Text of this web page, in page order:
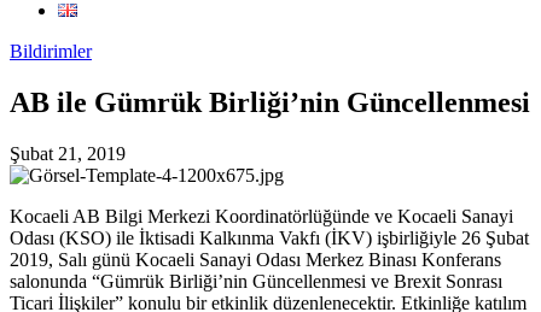
Bildirimler
AB ile Gümrük Birliği’nin Güncellenmesi
Şubat 21, 2019
Kocaeli AB Bilgi Merkezi Koordinatörlüğünde ve Kocaeli Sanayi
Odası (KSO) ile İktisadi Kalkınma Vakfı (İKV) işbirliğiyle 26 Şubat
2019, Salı günü Kocaeli Sanayi Odası Merkez Binası Konferans
salonunda “Gümrük Birliği’nin Güncellenmesi ve Brexit Sonrası
Ticari İlişkiler” konulu bir etkinlik düzenlenecektir. Etkinliğe katılım